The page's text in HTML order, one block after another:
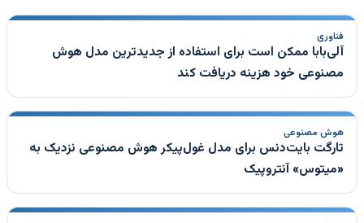
فناوری
آلی‌بابا ممکن است برای استفاده از جدیدترین مدل هوش
مصنوعی خود هزینه دریافت کند
هوش مصنوعی
تارگت بایت‌دنس برای مدل غول‌پیکر هوش مصنوعی نزدیک به
«میتوس» آنتروپیک